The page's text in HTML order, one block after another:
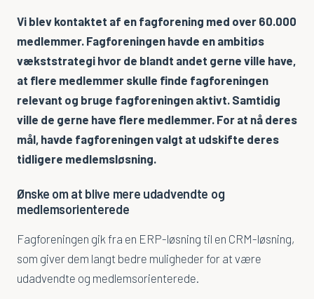
Tidsregistrering
Sådan arbejder vi
Din Digitale Rådgiver
IT-Analyse
AmpleoCRM
Produkter
Ampleo Data Connector
Vi blev kontaktet af en fagforening med over 60.000
medlemmer. Fagforeningen havde en ambitiøs
vækststrategi hvor de blandt andet gerne ville have,
at flere medlemmer skulle finde fagforeningen
relevant og bruge fagforeningen aktivt. Samtidig
ville de gerne have flere medlemmer. For at nå deres
mål, havde fagforeningen valgt at udskifte deres
tidligere medlemsløsning.
Ønske om at blive mere udadvendte og
medlemsorienterede
Fagforeningen gik fra en ERP-løsning til en CRM-løsning,
som giver dem langt bedre muligheder for at være
udadvendte og medlemsorienterede.